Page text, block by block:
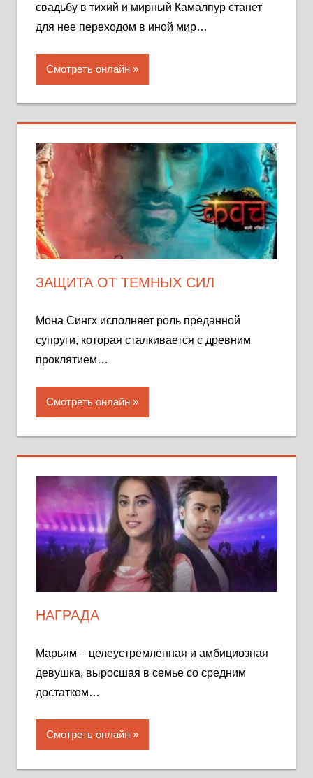
свадьбу в тихий и мирный Камалпур станет
для нее переходом в иной мир…
Смотреть онлайн
ЗАЩИТА ОТ ТЕМНЫХ СИЛ
Мона Сингх исполняет роль преданной
супруги, которая сталкивается с древним
проклятием…
Смотреть онлайн
НАГРАДА
Марьям – целеустремленная и амбициозная
девушка, выросшая в семье со средним
достатком…
Смотреть онлайн